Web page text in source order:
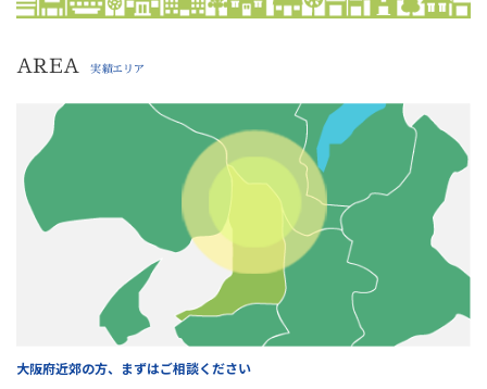
AREA 実績エリア
大阪府近郊の方、まずはご相談ください